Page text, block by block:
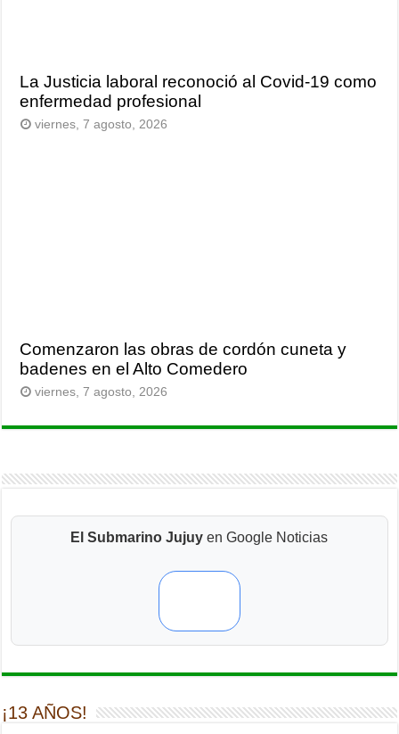
La Justicia laboral reconoció al Covid-19 como
enfermedad profesional
viernes, 7 agosto, 2026
Comenzaron las obras de cordón cuneta y
badenes en el Alto Comedero
viernes, 7 agosto, 2026
El Submarino Jujuy en Google Noticias
¡13 AÑOS!